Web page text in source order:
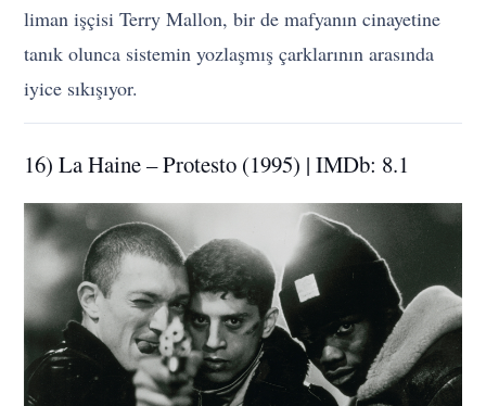
liman işçisi Terry Mallon, bir de mafyanın cinayetine
tanık olunca sistemin yozlaşmış çarklarının arasında
iyice sıkışıyor.
16) La Haine – Protesto (1995) | IMDb: 8.1